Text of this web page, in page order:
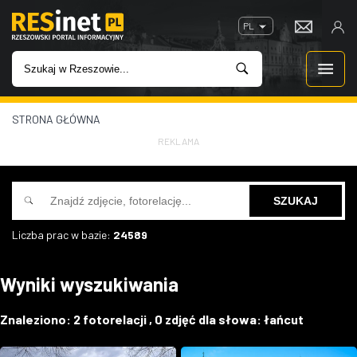
PL
WIADOMOŚCI
INWESTYCJE
IMPREZY
W KINACH
STRONA GŁÓWNA
REKLAMA
Liczba prac w bazie: 24589
Wyniki wyszukiwania
Znaleziono: 2 fotorelacji , 0 zdjęć dla słowa: łańcut